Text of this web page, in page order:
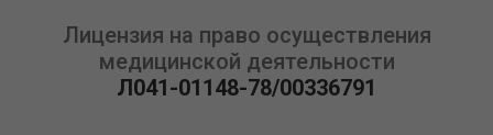
Лицензия на право осуществления
медицинской деятельности
Л041-01148-78/00336791